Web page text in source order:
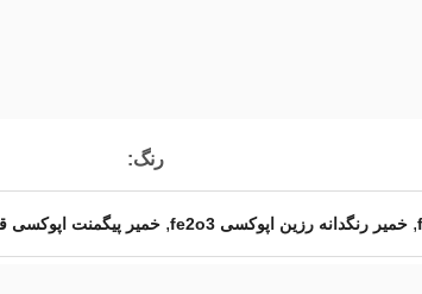
رنگ:
, خمیر رنگدانه رزین اپوکسی fe2o3 , خمیر پیگمنت اپوکسی